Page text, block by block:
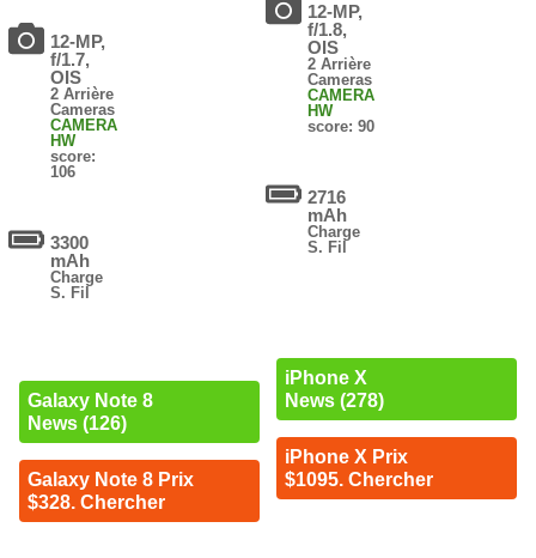
12-MP,
f/1.7,
OIS
2 Arrière
Cameras
CAMERA
HW
score:
106
3300
mAh
Charge
S. Fil
Galaxy Note 8
News (126)
Galaxy Note 8 Prix
$328. Chercher
12-MP,
f/1.8,
OIS
2 Arrière
Cameras
CAMERA
HW
score: 90
2716
mAh
Charge
S. Fil
iPhone X
News (278)
iPhone X Prix
$1095. Chercher